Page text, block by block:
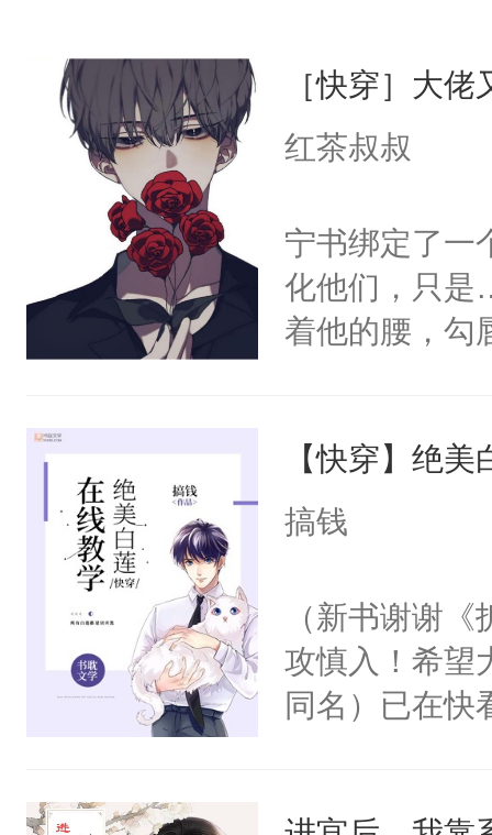
［快穿］大
红茶叔叔
宁书绑定了一
化他们，只是
着他的腰，勾
来，给老公
用力——为你
【快穿】绝
搞钱
（新书谢谢
攻慎入！希望
同名）已在快